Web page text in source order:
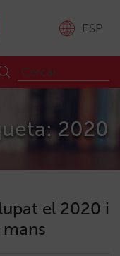
ESP
2020
el 2020 i